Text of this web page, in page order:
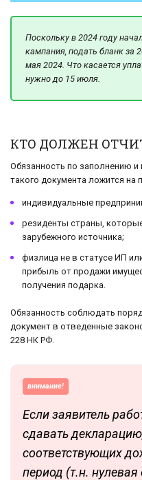
Поскольку в 2024 году
кампания, подать бланк за
мая 2024. Что касается
нужно до 15 июля.
КТО ДОЛЖЕН
Обязанность по заполнению
такого документа ложится на
индивидуальные
резиденты страны,
зарубежного источника;
физлица не в статусе ИП
прибыль от продажи
получения подарка.
Обязанность соблюдать
документ в отведенные
228 НК РФ.
внимание!
Если заявитель
сдавать
соответствующих
период (т.н.